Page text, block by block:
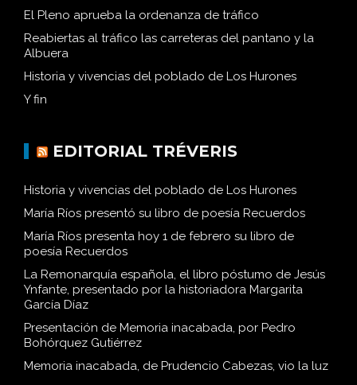
El Pleno aprueba la ordenanza de tráfico
Reabiertas al tráfico las carreteras del pantano y la
Albuera
Historia y vivencias del poblado de Los Hurones
Y fin
EDITORIAL TRÉVERIS
Historia y vivencias del poblado de Los Hurones
María Ríos presentó su libro de poesía Recuerdos
María Ríos presenta hoy 1 de febrero su libro de
poesía Recuerdos
La Remonarquía española, el libro póstumo de Jesús
Ynfante, presentado por la historiadora Margarita
García Díaz
Presentación de Memoria inacabada, por Pedro
Bohórquez Gutiérrez
Memoria inacabada, de Prudencio Cabezas, vio la luz